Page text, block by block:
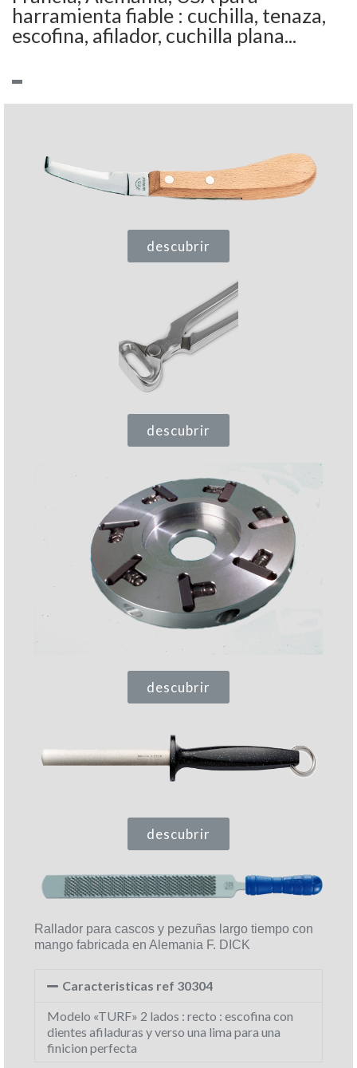
harramienta fiable : cuchilla, tenaza,
escofina, afilador, cuchilla plana...
descubrir
descubrir
descubrir
descubrir
Rallador para cascos y pezuñas largo tiempo con
mango fabricada en Alemania F. DICK
Caracteristicas ref 30304
Modelo «TURF» 2 lados : recto : escofina con
dientes afiladuras y verso una lima para una
finicion perfecta